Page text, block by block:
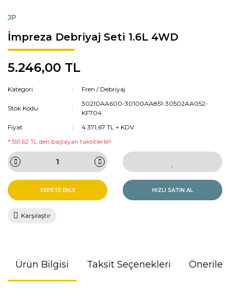
JP
İmpreza Debriyaj Seti 1.6L 4WD
5.246,00 TL
Kategori Fren / Debriyaj
Stok Kodu
30210AA600-30100AA851-30502AA052-
KF704
Fiyat
4.371,67 TL + KDV
* 551,62 TL den başlayan taksitlerle!!
SEPETE EKLE HIZLI SATIN AL
Karşılaştır
Ürün Bilgisi Taksit Seçenekleri